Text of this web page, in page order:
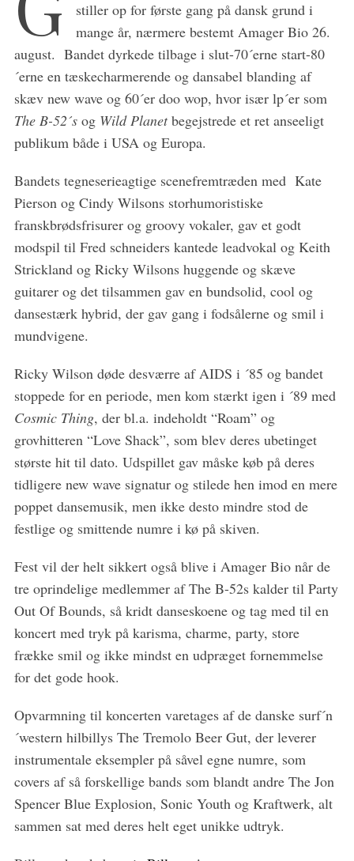
stiller op for første gang på dansk grund i
mange år, nærmere bestemt Amager Bio 26.
august. Bandet dyrkede tilbage i slut-70´erne start-80
´erne en tæskecharmerende og dansabel blanding af
skæv new wave og 60´er doo wop, hvor især lp´er som
The B-52´sog Wild Planetbegejstrede et ret anseeligt
publikum både i USA og Europa.
Bandets tegneserieagtige scenefremtræden med Kate
Pierson og Cindy Wilsons storhumoristiske
franskbrødsfrisurer og groovy vokaler, gav et godt
modspil til Fred schneiders kantede leadvokal og Keith
Strickland og Ricky Wilsons huggende og skæve
guitarer og det tilsammen gav en bundsolid, cool og
dansestærk hybrid, der gav gang i fodsålerne og smil i
mundvigene.
Ricky Wilson døde desværre af AIDS i ´85 og bandet
stoppede for en periode, men kom stærkt igen i ´89 med
Cosmic Thing, der bl.a. indeholdt “Roam” og
grovhitteren “Love Shack”, som blev deres ubetinget
største hit til dato. Udspillet gav måske køb på deres
tidligere new wave signatur og stilede hen imod en mere
poppet dansemusik, men ikke desto mindre stod de
festlige og smittende numre i kø på skiven.
Fest vil der helt sikkert også blive i Amager Bio når de
tre oprindelige medlemmer af The B-52s kalder til Party
Out Of Bounds, så kridt danseskoene og tag med til en
koncert med tryk på karisma, charme, party, store
frække smil og ikke mindst en udpræget fornemmelse
for det gode hook.
Opvarmning til koncerten varetages af de danske surf´n
´western hilbillys The Tremolo Beer Gut, der leverer
instrumentale eksempler på såvel egne numre, som
covers af så forskellige bands som blandt andre The Jon
Spencer Blue Explosion, Sonic Youth og Kraftwerk, alt
sammen sat med deres helt eget unikke udtryk.
a
r
c
o
r
: